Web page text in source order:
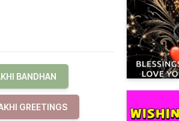
BANDHAN
GREETINGS